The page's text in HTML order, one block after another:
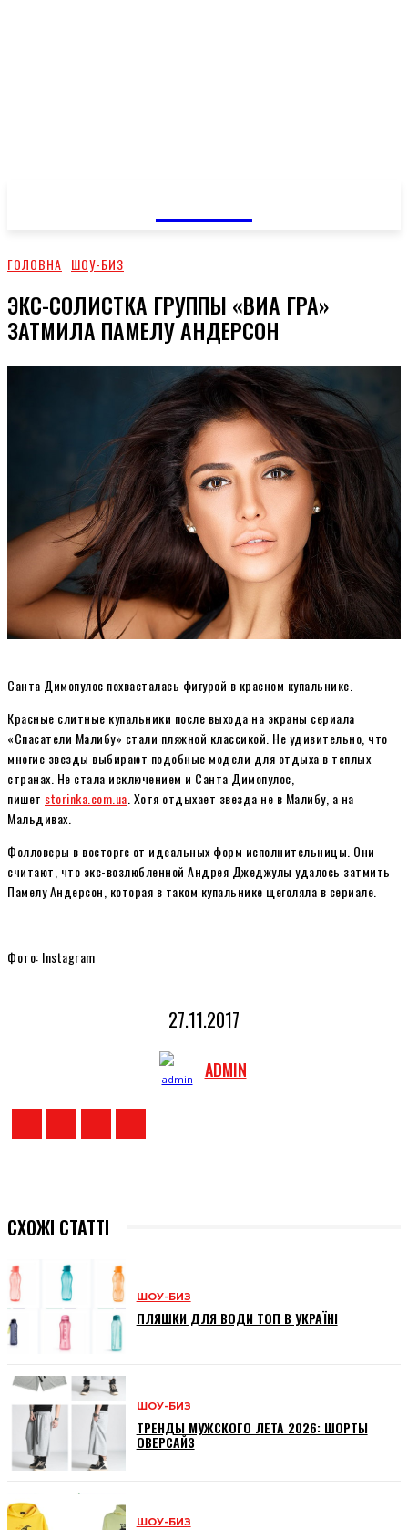
ГОЛОВНА ШОУ-БИЗ
ЭКС-СОЛИСТКА ГРУППЫ «ВИА ГРА»
ЗАТМИЛА ПАМЕЛУ АНДЕРСОН
Санта Димопулос похвасталась фигурой в красном купальнике.
Красные слитные купальники после выхода на экраны сериала
«Спасатели Малибу» стали пляжной классикой. Не удивительно, что
многие звезды выбирают подобные модели для отдыха в теплых
странах. Не стала исключением и Санта Димопулос,
пишет storinka.com.ua . Хотя отдыхает звезда не в Малибу, а на
Мальдивах.
Фолловеры в восторге от идеальных форм исполнительницы. Они
считают, что экс-возлюбленной Андрея Джеджулы удалось затмить
Памелу Андерсон, которая в таком купальнике щеголяла в сериале.
Фото: Instagram
27.11.2017
ADMIN
СХОЖІ СТАТТІ
ШОУ-БИЗ
ПЛЯШКИ ДЛЯ ВОДИ ТОП В УКРАЇНІ
ШОУ-БИЗ
ТРЕНДЫ МУЖСКОГО ЛЕТА 2026: ШОРТЫ
ОВЕРСАЙЗ
ШОУ-БИЗ